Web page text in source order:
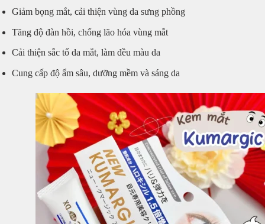
Giảm bọng mắt, cải thiện vùng da sưng phồng
Tăng độ đàn hồi, chống lão hóa vùng mắt
Cải thiện sắc tố da mắt, làm đều màu da
Cung cấp độ ẩm sâu, dưỡng mềm và sáng da